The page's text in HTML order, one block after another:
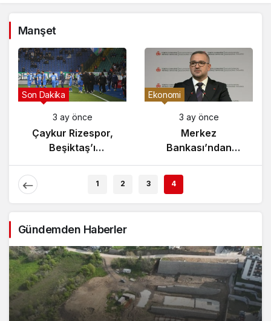
Manşet
Son Dakika
Çaykur Rizespor,
Beşiktaş’ı
Ağırlıyor!
Ekonomi
Enflasyon
1 2 3 4
Gündemden Haberler